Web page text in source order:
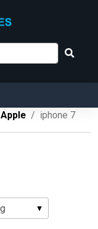
Apple iphone 7